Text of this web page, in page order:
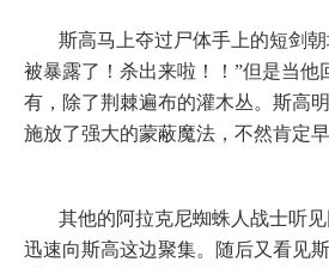
斯高马上夺过尸体手上的短剑
被暴露了！杀出来啦！！”但是当他
有，除了荆棘遍布的灌木丛。斯高
施放了强大的蒙蔽魔法，不然肯定
其他的阿拉克尼蜘蛛人战士听见
迅速向斯高这边聚集。随后又看见